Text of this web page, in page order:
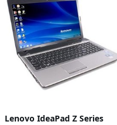
Lenovo IdeaPad Z Series